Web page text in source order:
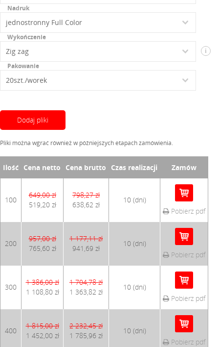
Nadruk
Wykończenie
i
Pakowanie
Dodaj pliki
Pliki można wgrać również w późniejszych etapach zamówienia.
Ilość Cena netto Cena brutto Czas realizacji Zamów
100
649,00 zł
519,20 zł
798,27 zł
638,62 zł
10 (dni)
Pobierz pdf
200
957,00 zł
765,60 zł
1 177,11 zł
941,69 zł
10 (dni)
Pobierz pdf
300
1 386,00 zł
1 108,80 zł
1 704,78 zł
1 363,82 zł
10 (dni)
Pobierz pdf
400
1 815,00 zł
1 452,00 zł
2 232,45 zł
1 785,96 zł
10 (dni)
Pobierz pdf